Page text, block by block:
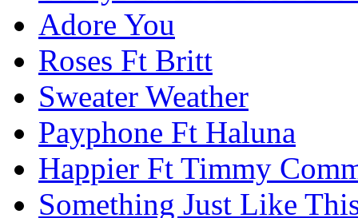
Adore You
Roses Ft Britt
Sweater Weather
Payphone Ft Haluna
Happier Ft Timmy
Something Just Like